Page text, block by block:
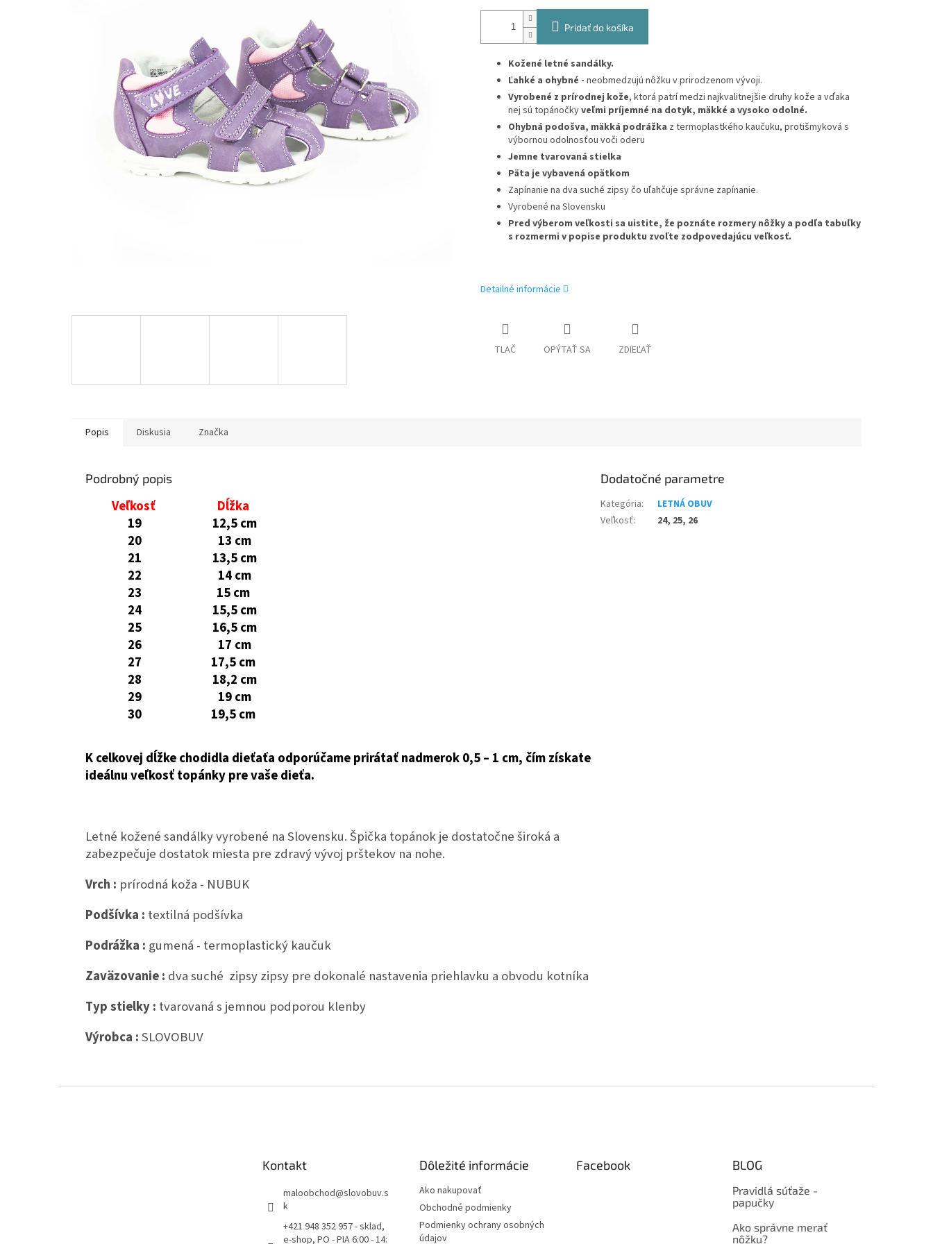
Pridať do košíka
Kožené letné sandálky.
Ľahké a ohybné - neobmedzujú nôžku v prirodzenom vývoji.
Vyrobené z prírodnej kože, ktorá patrí medzi najkvalitnejšie druhy kože a vďaka
nej sú topánočkyveľmi príjemné na dotyk, mäkké a vysoko odolné.
Ohybná podošva, mäkká podrážka z termoplastkého kaučuku, protišmyková s
výbornou odolnosťou voči oderu
Jemne tvarovaná stielka
Päta je vybavená opätkom
Zapínanie na dva suché zipsy čo uľahčuje správne zapínanie.
Vyrobené na Slovensku
Pred výberom veľkosti sa uistite, že poznáte rozmery nôžky a podľa tabuľky
s rozmermi v popise produktu zvoľte zodpovedajúcu veľkosť.
Detailné informácie
TLAČ OPÝTAŤ SA ZDIEĽAŤ
Popis Diskusia Značka
Podrobný popis
Veľkosť
Dĺžka
19
12,5 cm
20
13 cm
21
13,5 cm
22
14 cm
23
15 cm
24
15,5 cm
25
16,5 cm
26
17 cm
27
17,5 cm
28
18,2 cm
29
19 cm
30
19,5 cm
K celkovej dĺžke chodidla dieťaťa odporúčame prirátať nadmerok 0,5 – 1 cm, čím získate
ideálnu veľkosť topánky pre vaše dieťa.
Letné kožené sandálky vyrobené na Slovensku. Špička topánok je dostatočne široká a
zabezpečuje dostatok miesta pre zdravý vývoj prštekov na nohe.
Vrch : prírodná koža - NUBUK
Podšívka : textilná podšívka
Podrážka : gumená - termoplastický kaučuk
Zaväzovanie : dva suché zipsy zipsy pre dokonalé nastavenia priehlavku a obvodu kotníka
Typ stielky : tvarovaná s jemnou podporou klenby
Výrobca :SLOVOBUV
Dodatočné parametre
Kategória:
LETNÁ OBUV
Veľkosť: 24, 25, 26
Kontakt
maloobchod@slovobuv.s
k
+421 948 352 957 - sklad,
e-shop, PO - PIA 6:00 - 14:
Dôležité informácie
Ako nakupovať
Obchodné podmienky
Podmienky ochrany osobných
údajov
Facebook BLOG
Pravidlá súťaže -
papučky
Ako správne merať
nôžku?